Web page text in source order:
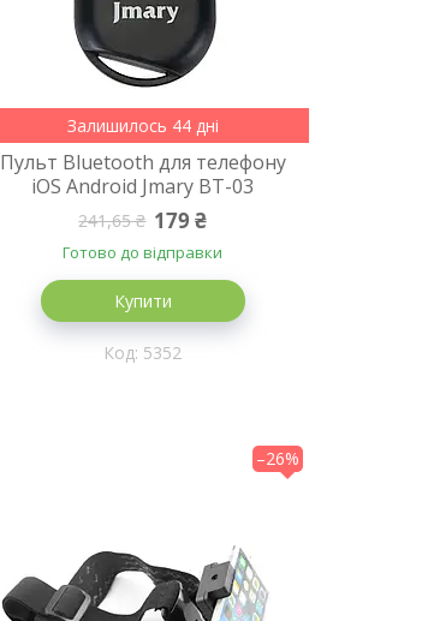
Залишилось 44 дні
Пульт Bluetooth для телефону
iOS Android Jmary BT-03
241,65 ₴ 179 ₴
Готово до відправки
Купити
5352
–26%